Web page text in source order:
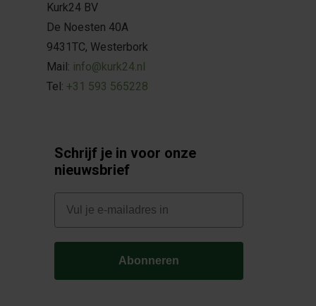
Kurk24 BV
De Noesten 40A
9431TC, Westerbork
Mail: info@kurk24.nl
Tel: +31 593 565228
Schrijf je in voor onze
nieuwsbrief
E-mail
Abonneren